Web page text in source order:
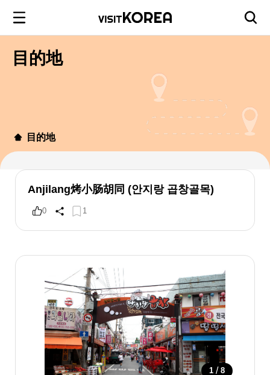
目的地
目的地
Anjilang烤小肠胡同 (안지랑 곱창골목)
0 1
1 / 8